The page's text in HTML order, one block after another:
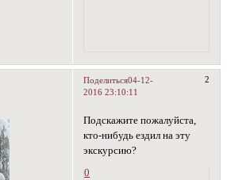
Поделиться 2
04-12-
2016 23:10:11
Подскажите пожалуйста,
кто-нибудь ездил на эту
экскурсию?
0